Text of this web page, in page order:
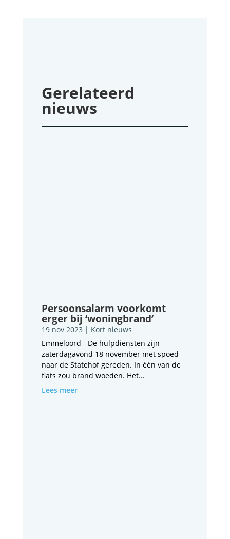
Gerelateerd
nieuws
Persoonsalarm voorkomt
erger bij ‘woningbrand’
19 nov 2023 | Kort nieuws
Emmeloord - De hulpdiensten zijn
zaterdagavond 18 november met spoed
naar de Statehof gereden. In één van de
flats zou brand woeden. Het...
Lees meer